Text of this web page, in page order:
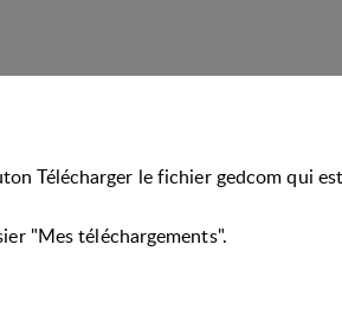
Télécharger le fichier gedcom qui
"Mes téléchargements".